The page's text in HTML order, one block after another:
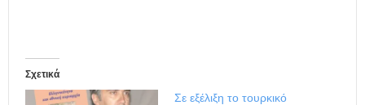
Σχετικά
Σε εξέλιξη το τουρκικό